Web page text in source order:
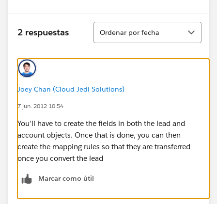
2 respuestas
Ordenar
Ordenar por fecha
Joey Chan (Cloud Jedi Solutions)
7 jun. 2012 10:54
You'll have to create the fields in both the lead and
account objects. Once that is done, you can then
create the mapping rules so that they are transferred
once you convert the lead
Marcar como útil